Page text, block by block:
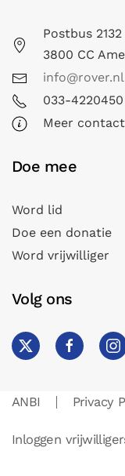
Postbus 2132
3800 CC
info@rover.nl
033-
Meer
Doe mee
Word lid
Doe een donatie
Word vrijwilliger
Volg ons
ANBI Privacy
Inloggen